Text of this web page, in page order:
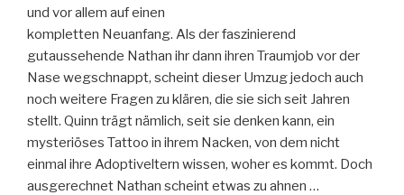
und vor allem auf einen
kompletten Neuanfang. Als der faszinierend
gutaussehende Nathan ihr dann ihren Traumjob vor der
Nase wegschnappt, scheint dieser Umzug jedoch auch
noch weitere Fragen zu klären, die sie sich seit Jahren
stellt. Quinn trägt nämlich, seit sie denken kann, ein
mysteriöses Tattoo in ihrem Nacken, von dem nicht
einmal ihre Adoptiveltern wissen, woher es kommt. Doch
ausgerechnet Nathan scheint etwas zu ahnen …